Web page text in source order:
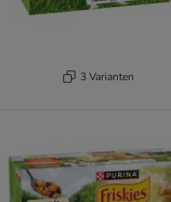
3 Varianten